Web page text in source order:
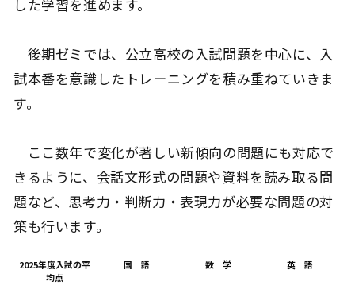
した学習を進めます。
後期ゼミでは、公立高校の入試問題を中心に、入
試本番を意識したトレーニングを積み重ねていきま
す。
ここ数年で変化が著しい新傾向の問題にも対応で
きるように、会話文形式の問題や資料を読み取る問
題など、思考力・判断力・表現力が必要な問題の対
策も行います。
2025年度入試の平
均点
国 語 数 学 英 語